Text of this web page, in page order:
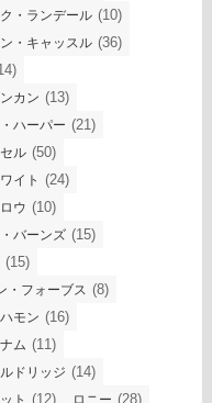
・ランデール (10)
・キャッスル (36)
カン (13)
ハーパー (21)
ル (50)
イト (24)
ウ (10)
バーンズ (15)
(15)
・フォーブス (8)
モン (16)
ム (11)
ドリッジ (14)
ト (12) ロニー (28)